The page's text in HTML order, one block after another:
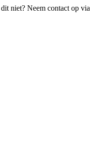
niet? Neem contact op via